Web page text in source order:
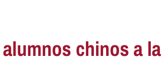
chinos a